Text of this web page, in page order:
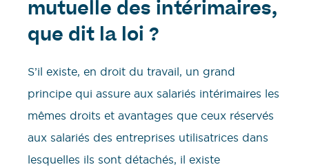
mutuelle des intérimaires,
que dit la loi ?
S’il existe, en droit du travail, un grand
principe qui assure aux salariés intérimaires les
mêmes droits et avantages que ceux réservés
aux salariés des entreprises utilisatrices dans
lesquelles ils sont détachés, il existe